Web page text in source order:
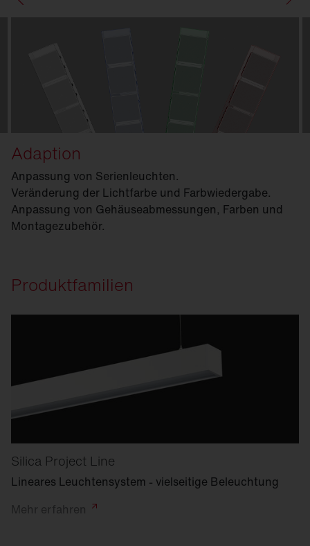
Adaption
Anpassung von Serienleuchten.
Veränderung der Lichtfarbe und Farb­wiedergabe.
Anpassung von Gehäuseabmessungen, Farben und
Montagezubehör.
Produktfamilien
Silica Project Line
Lineares Leuchtensystem - vielseitige Beleuchtung
Mehr erfahren